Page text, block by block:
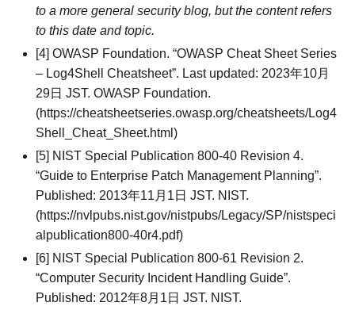
to a more general security blog, but the content refers
to this date and topic.
[4] OWASP Foundation. “OWASP Cheat Sheet Series
– Log4Shell Cheatsheet”. Last updated: 2023年10月
29日 JST. OWASP Foundation.
(https://cheatsheetseries.owasp.org/cheatsheets/Log4
Shell_Cheat_Sheet.html)
[5] NIST Special Publication 800-40 Revision 4.
“Guide to Enterprise Patch Management Planning”.
Published: 2013年11月1日 JST. NIST.
(https://nvlpubs.nist.gov/nistpubs/Legacy/SP/nistspeci
alpublication800-40r4.pdf)
[6] NIST Special Publication 800-61 Revision 2.
“Computer Security Incident Handling Guide”.
Published: 2012年8月1日 JST. NIST.